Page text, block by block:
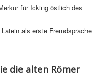
für Icking östlich des
als erste Fremdsprache
die alten Römer